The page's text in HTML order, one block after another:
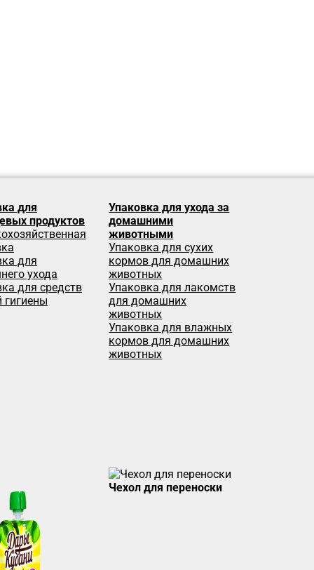
для
продуктов
для
ухода
для средств
гигиены
Упаковка для ухода за
домашними
животными
Упаковка для сухих
кормов для домашних
животных
Упаковка для лакомств
для домашних
животных
Упаковка для влажных
кормов для домашних
животных
Чехол для переноски